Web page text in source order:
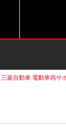
三菱自動車 電動車両サ